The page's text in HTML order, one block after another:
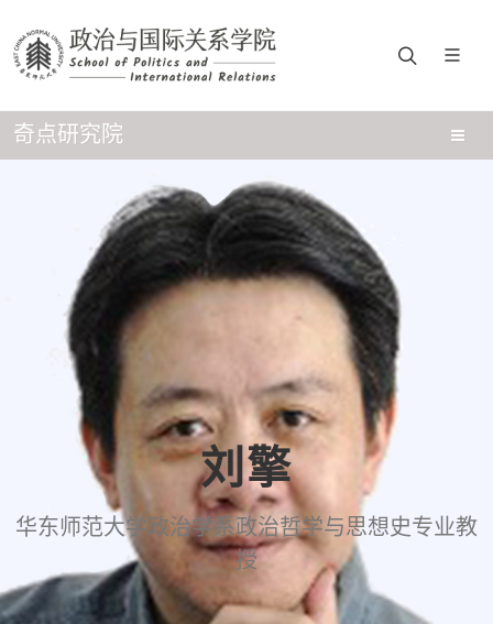
奇点研究院
刘擎
华东师范大学政治学系政治哲学与思想史专业教
授